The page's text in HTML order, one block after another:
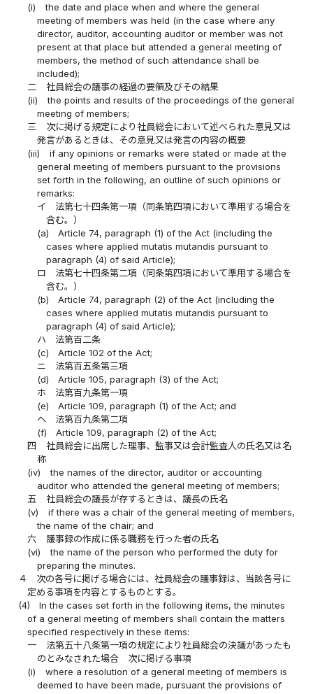
(i)
the date and place when and where the general
meeting of members was held (in the case where any
director, auditor, accounting auditor or member was not
present at that place but attended a general meeting of
members, the method of such attendance shall be
included);
二
社員総会の議事の経過の要領及びその結果
(ii)
the points and results of the proceedings of the general
meeting of members;
三
次に掲げる規定により社員総会において述べられた意見又は
発言があるときは、その意見又は発言の内容の概要
(iii)
if any opinions or remarks were stated or made at the
general meeting of members pursuant to the provisions
set forth in the following, an outline of such opinions or
remarks:
イ
法第七十四条第一項（同条第四項において準用する場合を
含む。）
(a)
Article 74, paragraph (1) of the Act (including the
cases where applied mutatis mutandis pursuant to
paragraph (4) of said Article);
ロ
法第七十四条第二項（同条第四項において準用する場合を
含む。）
(b)
Article 74, paragraph (2) of the Act (including the
cases where applied mutatis mutandis pursuant to
paragraph (4) of said Article);
ハ
法第百二条
(c)
Article 102 of the Act;
ニ
法第百五条第三項
(d)
Article 105, paragraph (3) of the Act;
ホ
法第百九条第一項
(e)
Article 109, paragraph (1) of the Act; and
ヘ
法第百九条第二項
(f)
Article 109, paragraph (2) of the Act;
四
社員総会に出席した理事、監事又は会計監査人の氏名又は名
称
(iv)
the names of the director, auditor or accounting
auditor who attended the general meeting of members;
五
社員総会の議長が存するときは、議長の氏名
(v)
if there was a chair of the general meeting of members,
the name of the chair; and
六
議事録の作成に係る職務を行った者の氏名
(vi)
the name of the person who performed the duty for
preparing the minutes.
４
次の各号に掲げる場合には、社員総会の議事録は、当該各号に
定める事項を内容とするものとする。
(4)
In the cases set forth in the following items, the minutes
of a general meeting of members shall contain the matters
specified respectively in these items:
一
法第五十八条第一項の規定により社員総会の決議があったも
のとみなされた場合 次に掲げる事項
(i)
where a resolution of a general meeting of members is
deemed to have been made, pursuant the provisions of